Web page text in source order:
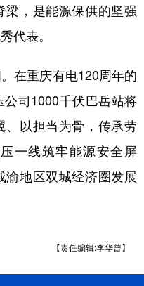
，是能源保供的坚强
代表。
在重庆有电120周年的
司1000千伏巴岳站将
以担当为骨，传承劳
一线筑牢能源安全屏
地区双城经济圈发展
【责任编辑:李华曾】